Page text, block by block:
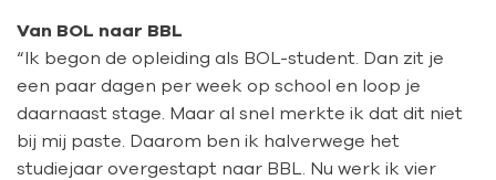
Van BOL naar BBL
“Ik begon de opleiding als BOL-student. Dan zit je
een paar dagen per week op school en loop je
daarnaast stage. Maar al snel merkte ik dat dit niet
bij mij paste. Daarom ben ik halverwege het
studiejaar overgestapt naar BBL. Nu werk ik vier